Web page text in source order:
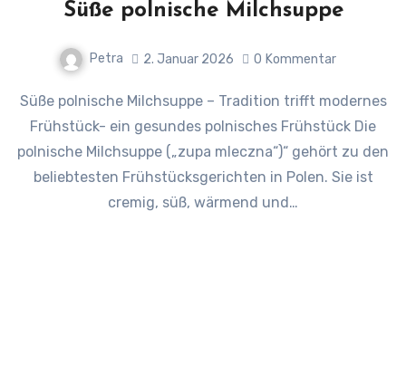
Süße polnische Milchsuppe
Petra 2. Januar 2026 0 Kommentar
Süße polnische Milchsuppe – Tradition trifft modernes
Frühstück- ein gesundes polnisches Frühstück Die
polnische Milchsuppe („zupa mleczna“)“ gehört zu den
beliebtesten Frühstücksgerichten in Polen. Sie ist
cremig, süß, wärmend und…